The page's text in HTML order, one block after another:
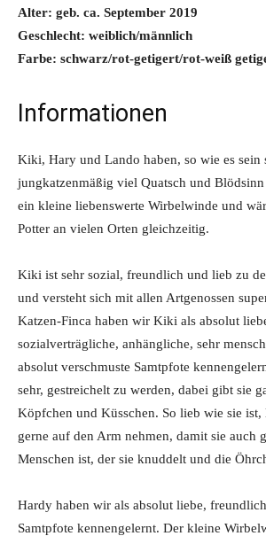
Alter: geb. ca. September 2019
Geschlecht: weiblich/männlich
Farbe: schwarz/rot-getigert/rot-weiß
Informationen
Kiki, Hary und Lando haben, so wie es sein
jungkatzenmäßig viel Quatsch und
ein kleine liebenswerte Wirbelwinde und
Potter an vielen Orten gleichzeitig.
Kiki ist sehr sozial, freundlich und lieb zu
und versteht sich mit allen Artgenossen
Katzen-Finca haben wir Kiki als absolut
sozialverträgliche, anhängliche, sehr
absolut verschmuste Samtpfote
sehr, gestreichelt zu werden, dabei gibt sie
Köpfchen und Küsschen. So lieb wie sie ist,
gerne auf den Arm nehmen, damit sie auch
Menschen ist, der sie knuddelt und die
Hardy haben wir als absolut liebe,
Samtpfote kennengelernt. Der kleine